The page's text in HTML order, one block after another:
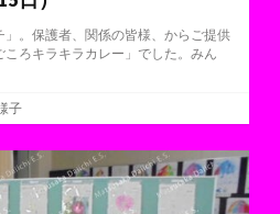
。保護者、関係の皆様、からご提供
ろキラキラカレー」でした。みん
子